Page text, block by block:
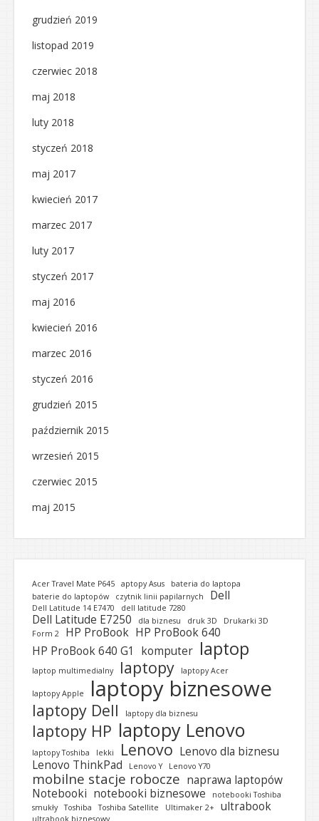
grudzień 2019
listopad 2019
czerwiec 2018
maj 2018
luty 2018
styczeń 2018
maj 2017
kwiecień 2017
marzec 2017
luty 2017
styczeń 2017
maj 2016
kwiecień 2016
marzec 2016
styczeń 2016
grudzień 2015
październik 2015
wrzesień 2015
czerwiec 2015
maj 2015
Acer Travel Mate P645 aptopy Asus
bateria do laptopa
baterie do laptopów
czytnik linii papilarnych Dell
Dell Latitude 14 E7470 dell latitude 7280
Dell Latitude E7250 dla biznesu druk 3D
Drukarki 3D
Form 2
HP ProBook HP ProBook 640
HP ProBook 640 G1
komputer laptop
laptop multimedialny laptopy laptopy Acer
laptopy Apple laptopy biznesowe
laptopy Dell laptopy dla biznesu
laptopy HP laptopy Lenovo
laptopy Toshiba lekki Lenovo Lenovo dla biznesu
Lenovo ThinkPad
Lenovo Y Lenovo Y70
mobilne stacje robocze naprawa laptopów
Notebooki notebooki biznesowe
notebooki Toshiba
smukły
Toshiba Toshiba Satellite Ultimaker 2+ ultrabook
ultrabook biznesowy